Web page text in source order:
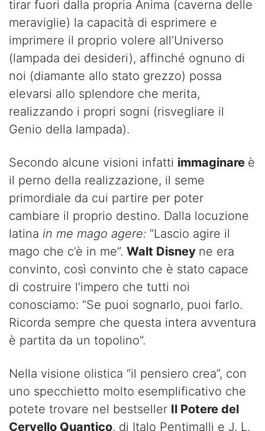
tirar fuori dalla propria Anima (caverna delle
meraviglie) la capacità di esprimere e
imprimere il proprio volere all’Universo
(lampada dei desideri), affinché ognuno di
noi (diamante allo stato grezzo) possa
elevarsi allo splendore che merita,
realizzando i propri sogni (risvegliare il
Genio della lampada).
Secondo alcune visioni infatti immaginare è
il perno della realizzazione, il seme
primordiale da cui partire per poter
cambiare il proprio destino. Dalla locuzione
latina in me mago agere: “Lascio agire il
mago che c’è in me”. Walt Disney ne era
convinto, così convinto che è stato capace
di costruire l’impero che tutti noi
conosciamo: “Se puoi sognarlo, puoi farlo.
Ricorda sempre che questa intera avventura
è partita da un topolino”.
Nella visione olistica “il pensiero crea”, con
uno specchietto molto esemplificativo che
potete trovare nel bestseller Il Potere del
Cervello Quantico, di Italo Pentimalli e J. L.